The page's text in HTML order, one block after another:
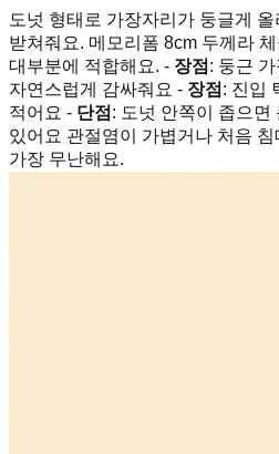
도넛 형태로 가장자리가 둥글게
받쳐줘요. 메모리폼 8cm 두께라 체
대부분에 적합해요. - 장점 : 둥근
자연스럽게 감싸줘요 - 장점 : 진입
적어요 - 단점 : 도넛 안쪽이 좁으면
있어요 관절염이 가볍거나 처음
가장 무난해요.